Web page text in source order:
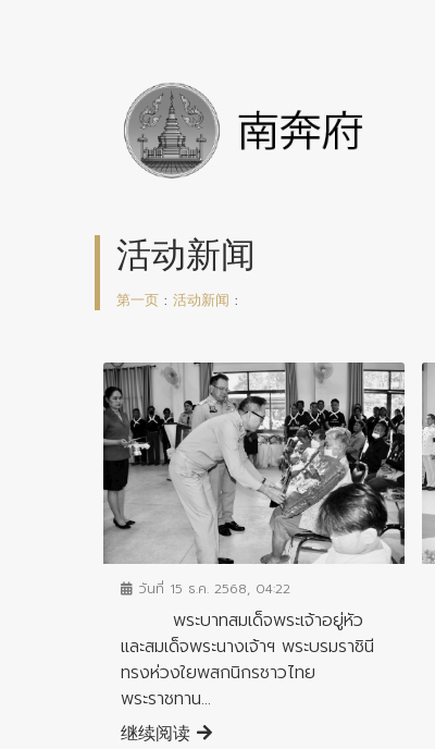
活动新闻
第一页 : 活动新闻 :
ข่าวกิจกรรมสำคัญจังหวัด
วันที่ 15 ธ.ค. 2568, 04:22
พระบาทสมเด็จพระเจ้าอยู่หัว
และสมเด็จพระนางเจ้าฯ พระบรมราชินี
ทรงห่วงใยพสกนิกรชาวไทย
พระราชทาน...
继续阅读